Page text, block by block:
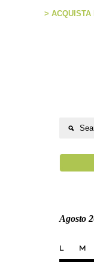
>
Agosto
L M